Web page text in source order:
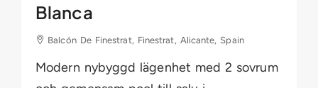
Blanca
Balcón De Finestrat, Finestrat, Alicante, Spain
Modern nybyggd lägenhet med 2 sovrum